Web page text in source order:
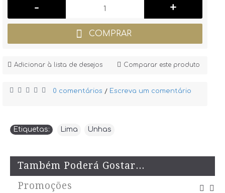
- +
COMPRAR
Adicionar à lista de desejos Comparar este produto
0 comentários / Escreva um comentário
Etiquetas: Lima Unhas
Também Poderá Gostar...
Promoções